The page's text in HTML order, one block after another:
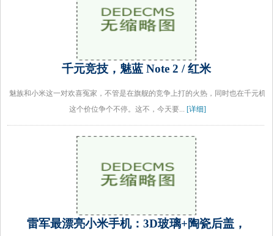
千元竞技，魅蓝 Note 2 / 红米
魅族和小米这一对欢喜冤家，不管是在旗舰的竞争上打的火热，同时也在千元机
这个价位争个不停。这不，今天要... [详细]
雷军最漂亮小米手机：3D玻璃+陶瓷后盖，